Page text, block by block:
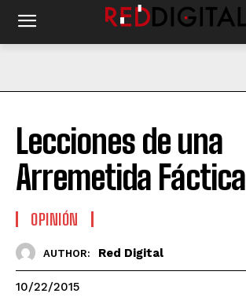
Lecciones de una
Arremetida Fáctica
OPINIÓN
AUTHOR: Red Digital
10/22/2015